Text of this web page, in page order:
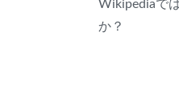
Wikipediaで
か？